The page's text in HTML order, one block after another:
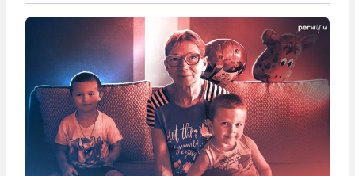
далеко на востоке, Красная...